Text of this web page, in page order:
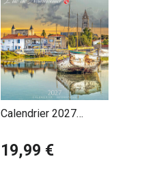
Calendrier 2027
Noirmoutier
19,99 €